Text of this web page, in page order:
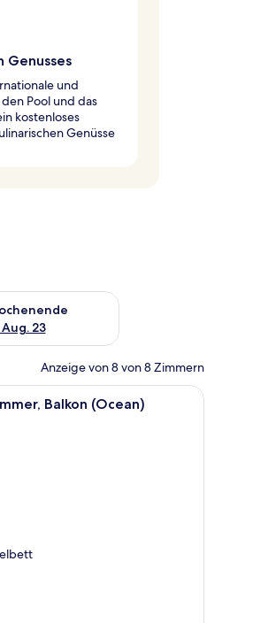
Genusses
und
Pool und das
kostenloses
Genüsse
- Aug. 16.
23
für nächstes Wochenende, Aug.
Anzeige von 8 von 8 Zimmern
mit Korbmöbeln und einem Blumenstrauß.
Ein modernes Hotelzimmer mit einem
Balkon (Ocean)